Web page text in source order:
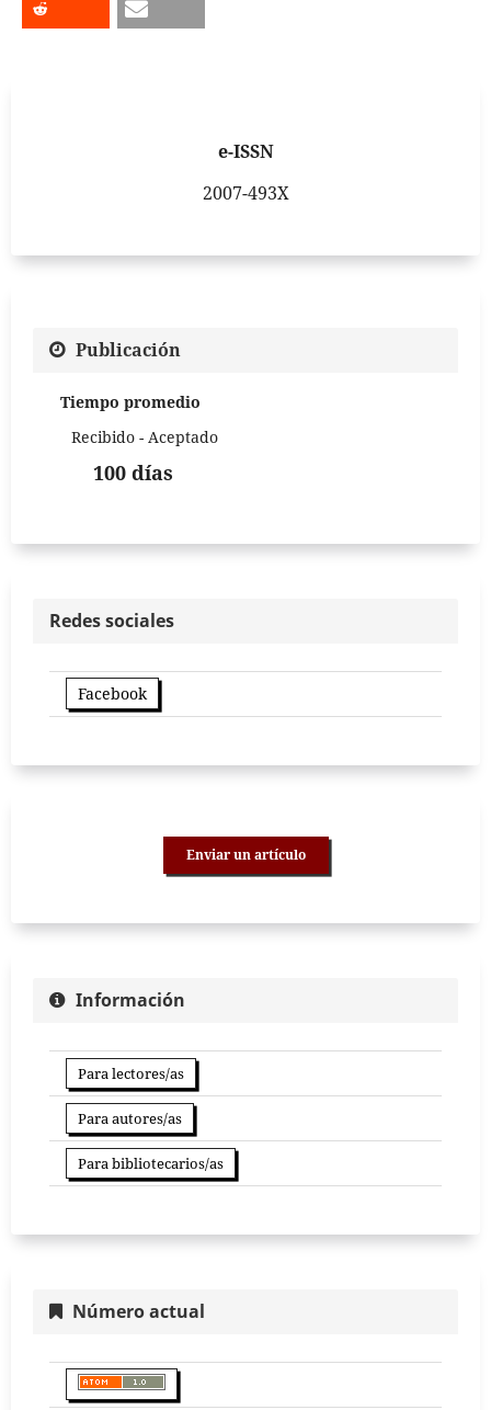
e-ISSN
2007-493X
Publicación
Tiempo promedio
Recibido - Aceptado
100 días
Redes sociales
Facebook
Enviar un artículo
Información
Para lectores/as
Para autores/as
Para bibliotecarios/as
Número actual